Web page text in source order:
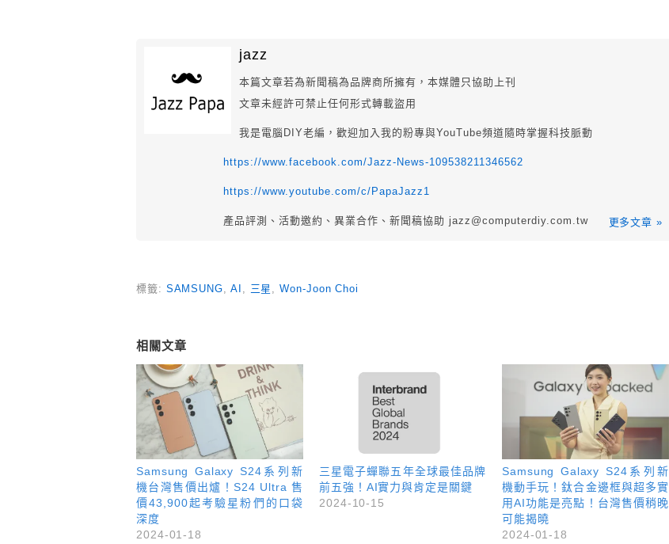
jazz
本篇文章若為新聞稿為品牌商所擁有，本媒體只協助上刊
文章未經許可禁止任何形式轉載盜用
我是電腦DIY老編，歡迎加入我的粉專與YouTube頻道隨時掌握科技脈動
https://www.facebook.com/Jazz-News-109538211346562
https://www.youtube.com/c/PapaJazz1
產品評測、活動邀約、異業合作、新聞稿協助 jazz@computerdiy.com.tw 更多文章 »
標籤: SAMSUNG AI 三星 ,Won-Joon Choi
相關文章
Samsung Galaxy S24系列新
機台灣售價出爐！S24 Ultra 售
價43,900起考驗星粉們的口袋
深度
2024-01-18
三星電子蟬聯五年全球最佳品牌
前五強！AI實力與肯定是關鍵
2024-10-15
Samsung Galaxy S24系列新
機動手玩！鈦合金邊框與超多實
用AI功能是亮點！台灣售價稍晚
可能揭曉
2024-01-18